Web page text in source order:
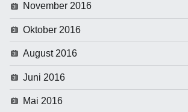
November 2016
Oktober 2016
August 2016
Juni 2016
Mai 2016